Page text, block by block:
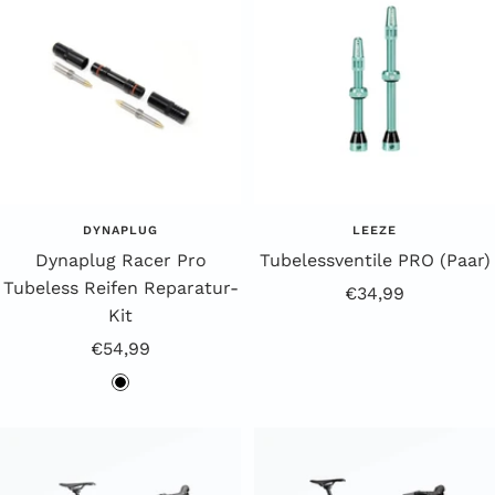
DYNAPLUG
Dynaplug Racer Pro
Tubeless Reifen Reparatur-
Kit
Angebotspreis
€54,99
s
LEEZE
Tubelessventile PRO (Paar)
Angebotspreis
€34,99